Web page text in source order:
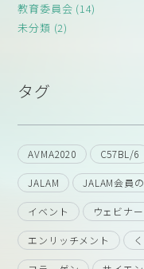
教育委員会 (14)
未分類 (2)
タグ
AVMA2020 C57BL/6
JALAM JALAM会員
イベント ウェビナー
エンリッチメント